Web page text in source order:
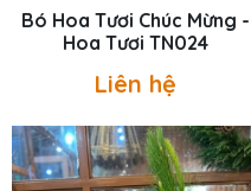
Bó Hoa Tươi Chúc Mừng -
Hoa Tươi TN024
Liên hệ